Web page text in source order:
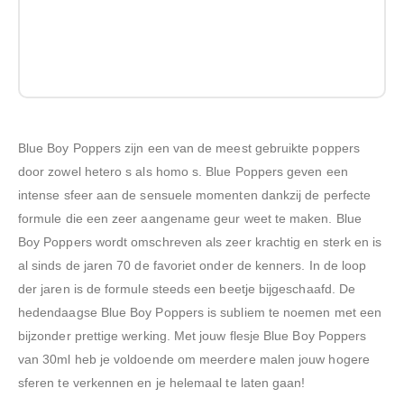
Blue Boy Poppers zijn een van de meest gebruikte poppers
door zowel hetero s als homo s. Blue Poppers geven een
intense sfeer aan de sensuele momenten dankzij de perfecte
formule die een zeer aangename geur weet te maken. Blue
Boy Poppers wordt omschreven als zeer krachtig en sterk en is
al sinds de jaren 70 de favoriet onder de kenners. In de loop
der jaren is de formule steeds een beetje bijgeschaafd. De
hedendaagse Blue Boy Poppers is subliem te noemen met een
bijzonder prettige werking. Met jouw flesje Blue Boy Poppers
van 30ml heb je voldoende om meerdere malen jouw hogere
sferen te verkennen en je helemaal te laten gaan!